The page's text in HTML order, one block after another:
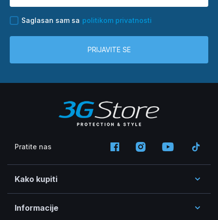
Saglasan sam sa politikom privatnosti
PRIJAVITE SE
Pratite nas
Kako kupiti
Informacije